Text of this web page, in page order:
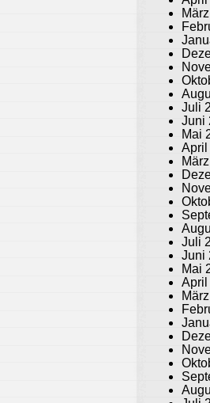
Juli
Juni
Mai
April
Juli
Juni
Mai
April